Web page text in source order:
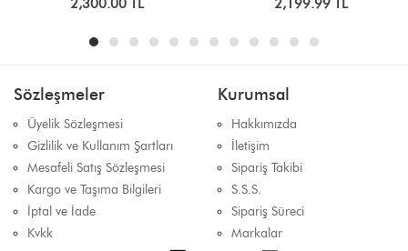
2,300.00 TL 2,199.99 TL
Sözleşmeler
Üyelik Sözleşmesi
Gizlilik ve Kullanım Şartları
Mesafeli Satış Sözleşmesi
Kargo ve Taşıma Bilgileri
İptal ve İade
Kvkk
Kurumsal
Hakkımızda
İletişim
Sipariş Takibi
S.S.S.
Sipariş Süreci
Markalar